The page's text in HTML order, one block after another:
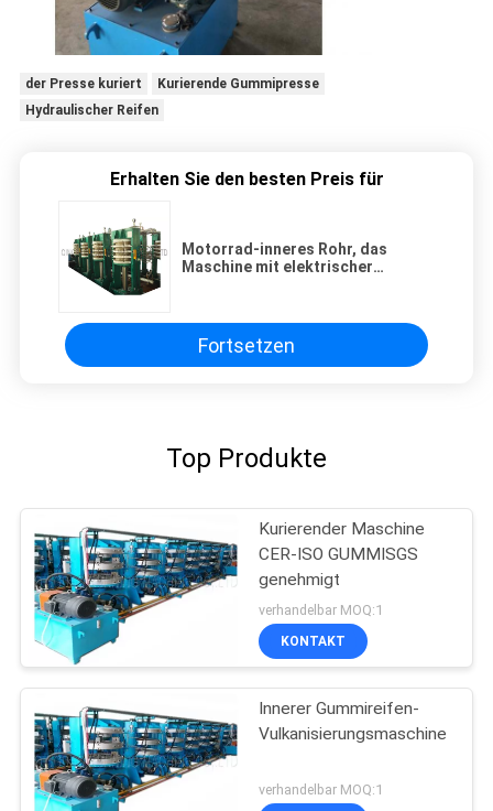
der Presse kuriert
Kurierende Gummipresse
Hydraulischer Reifen
Erhalten Sie den besten Preis für
Motorrad-inneres Rohr, das
Maschine mit elektrischer
Fortsetzen
Top Produkte
Kurierender Maschine
CER-ISO GUMMISGS
genehmigt
verhandelbar MOQ:1
KONTAKT
Innerer Gummireifen-
Vulkanisierungsmaschine
verhandelbar MOQ:1